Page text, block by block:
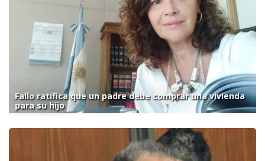
Fallo ratifica que un padre debe comprar una vivienda
para su hijo